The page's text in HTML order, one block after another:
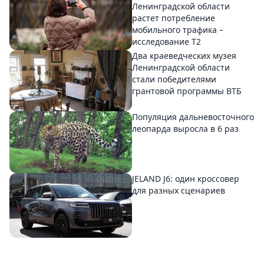
Ленинградской области
растет потребление
мобильного трафика –
исследование T2
Два краеведческих музея
Ленинградской области
стали победителями
грантовой программы ВТБ
Популяция дальневосточного
леопарда выросла в 6 раз
JELAND J6: один кроссовер
для разных сценариев